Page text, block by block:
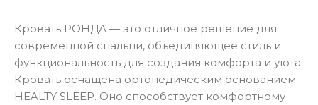
Кровать РОНДА — это отличное решение для
современной спальни, объединяющее стиль и
функциональность для создания комфорта и уюта.
Кровать оснащена ортопедическим основанием
HEALTY SLEEP. Оно способствует комфортному